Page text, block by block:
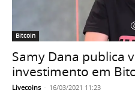
Bitcoin
Samy Dana publica
investimento em
Livecoins - 16/03/2021 11:23